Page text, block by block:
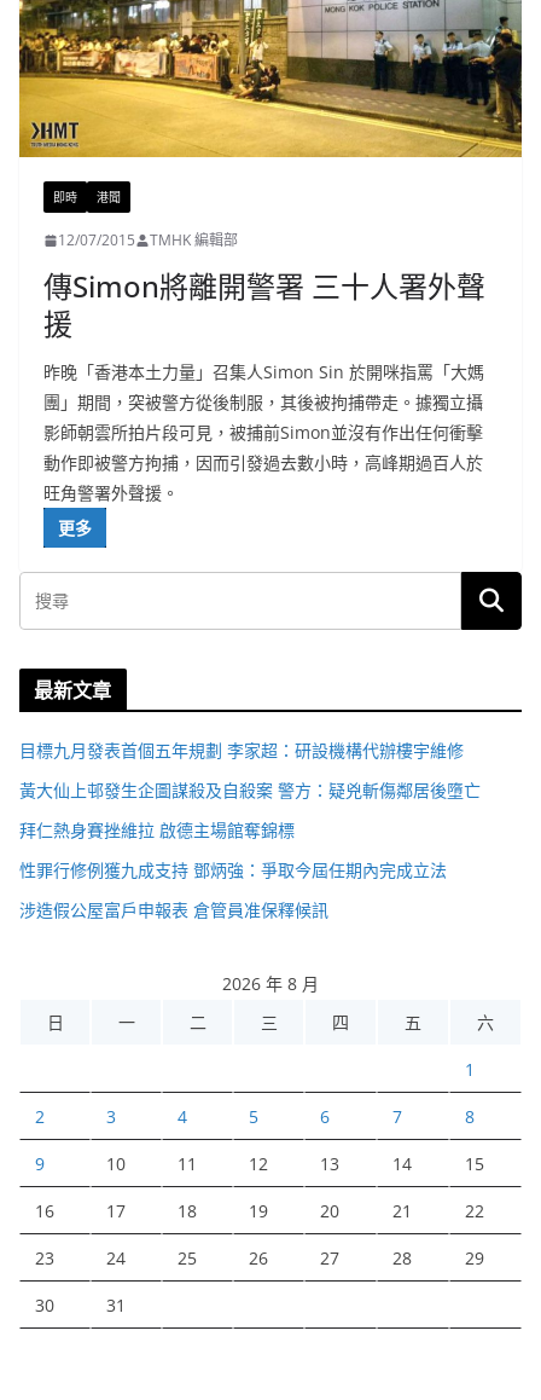
即時 港聞
12/07/2015 TMHK 編輯部
傳Simon將離開警署 三十人署外聲
援
昨晚「香港本土力量」召集人Simon Sin 於開咪指罵「大媽
團」期間，突被警方從後制服，其後被拘捕帶走。據獨立攝
影師朝雲所拍片段可見，被捕前Simon並沒有作出任何衝擊
動作即被警方拘捕，因而引發過去數小時，高峰期過百人於
旺角警署外聲援。
更多
最新文章
目標九月發表首個五年規劃 李家超：研設機構代辦樓宇維修
黃大仙上邨發生企圖謀殺及自殺案 警方：疑兇斬傷鄰居後墮亡
拜仁熱身賽挫維拉 啟德主場館奪錦標
性罪行修例獲九成支持 鄧炳強：爭取今屆任期內完成立法
涉造假公屋富戶申報表 倉管員准保釋候訊
2026 年 8 月
日
一 二 三 四 五 六
1
2 3 4 5 6 7 8
9 10 11 12 13 14 15
16 17 18 19 20 21 22
23 24 25 26 27 28 29
30 31